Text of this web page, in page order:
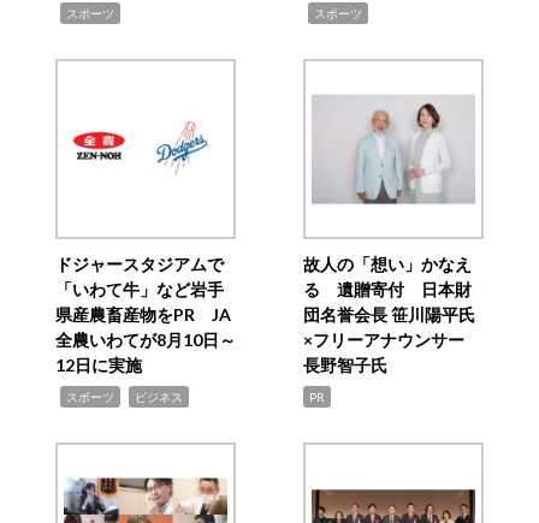
スポーツ スポーツ
ドジャースタジアムで
「いわて牛」など岩手
県産農畜産物をPR JA
全農いわてが8月10日～
12日に実施
スポーツ ビジネス
故人の「想い」かなえ
る 遺贈寄付 日本財
団名誉会長 笹川陽平氏
×フリーアナウンサー
長野智子氏
PR